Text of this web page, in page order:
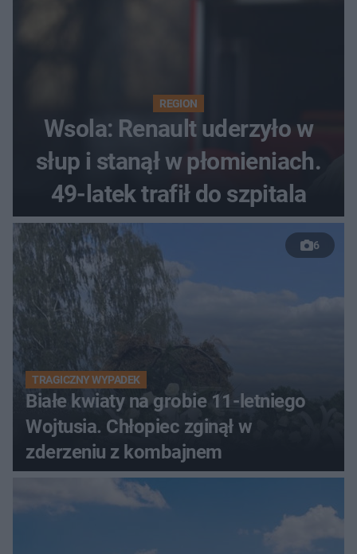
REGION
Wsola: Renault uderzyło w
słup i stanął w płomieniach.
49-latek trafił do szpitala
6
TRAGICZNY WYPADEK
Białe kwiaty na grobie 11-letniego
Wojtusia. Chłopiec zginął w
zderzeniu z kombajnem